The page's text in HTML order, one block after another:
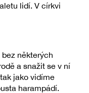
lidí. V církvi
některých
a snažit se v ní
jako vidíme
harampádí.